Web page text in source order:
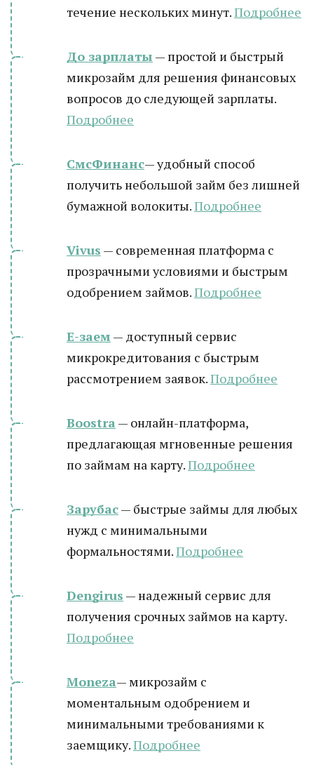
течение нескольких минут.Подробнее
До зарплаты — простой и быстрый
микрозайм для решения финансовых
вопросов до следующей зарплаты.
Подробнее
СмсФинанс— удобный способ
получить небольшой займ без лишней
бумажной волокиты.Подробнее
Vivus — современная платформа с
прозрачными условиями и быстрым
одобрением займов.Подробнее
Е-заем — доступный сервис
микрокредитования с быстрым
рассмотрением заявок.Подробнее
Boostra — онлайн-платформа,
предлагающая мгновенные решения
по займам на карту.Подробнее
Зарубас— быстрые займы для любых
нужд с минимальными
формальностями.Подробнее
Dengirus — надежный сервис для
получения срочных займов на карту.
Подробнее
Moneza— микрозайм с
моментальным одобрением и
минимальными требованиями к
заемщику.Подробнее